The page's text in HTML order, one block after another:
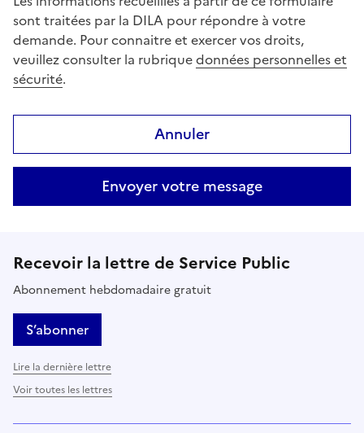
sont traitées par la DILA pour répondre à votre
demande. Pour connaitre et exercer vos droits,
veuillez consulter la rubriquedonnées personnelles et
sécurité.
Annuler
Envoyer votre message
Recevoir la lettre de Service Public
Abonnement hebdomadaire gratuit
S’abonner
Lire la dernière lettre
Voir toutes les lettres